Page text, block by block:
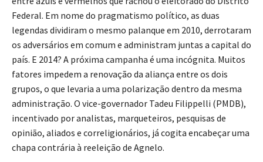
Federal. Em nome do pragmatismo político, as duas
legendas dividiram o mesmo palanque em 2010, derrotaram
os adversários em comum e administram juntas a capital do
país. E 2014? A próxima campanha é uma incógnita. Muitos
fatores impedem a renovação da aliança entre os dois
grupos, o que levaria a uma polarização dentro da mesma
administração. O vice-governador Tadeu Filippelli (PMDB),
incentivado por analistas, marqueteiros, pesquisas de
opinião, aliados e correligionários, já cogita encabeçar uma
chapa contrária à reeleição de Agnelo.